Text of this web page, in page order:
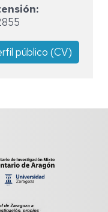
público (CV)